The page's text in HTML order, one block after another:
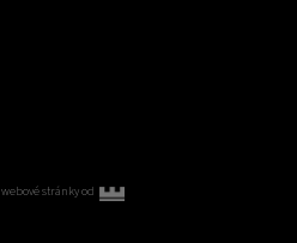
webové stránky od